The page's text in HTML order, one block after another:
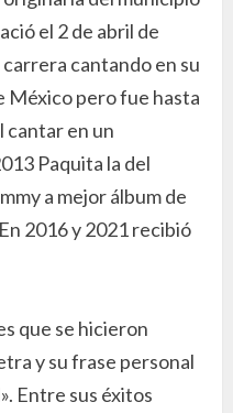
el 2 de abril de
cantando en su
México pero fue hasta
cantar en un
Paquita la del
a mejor álbum de
2016 y 2021 recibió
que se hicieron
y su frase personal
Entre sus éxitos